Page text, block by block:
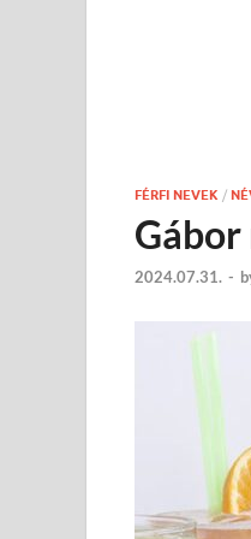
FÉRFI NEVEK /
Gábor
2024.07.31. -